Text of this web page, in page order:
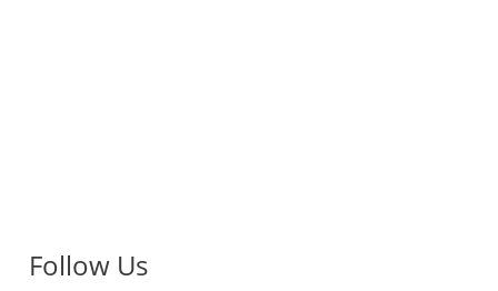
Follow Us